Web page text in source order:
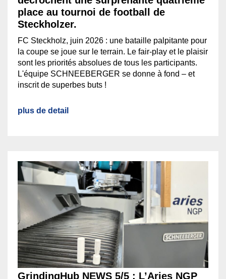
place au tournoi de football de
Steckholzer.
FC Steckholz, juin 2026 : une bataille palpitante pour
la coupe se joue sur le terrain. Le fair-play et le plaisir
sont les priorités absolues de tous les participants.
L'équipe SCHNEEBERGER se donne à fond – et
inscrit de superbes buts !
plus de detail
GrindingHub NEWS 5/5 : L’Aries NGP